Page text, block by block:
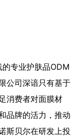
专业护肤品ODM
公司深谙只有基于
消费者对面膜材
品牌的活力，推动
斯贝尔在研发上投